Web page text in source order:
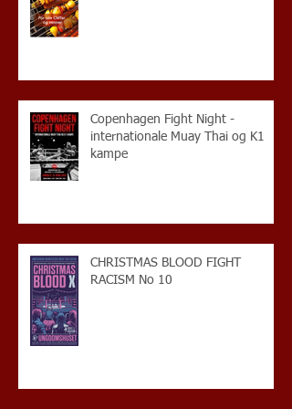
Copenhagen Fight Night -
internationale Muay Thai og K1
kampe
CHRISTMAS BLOOD FIGHT
RACISM No 10